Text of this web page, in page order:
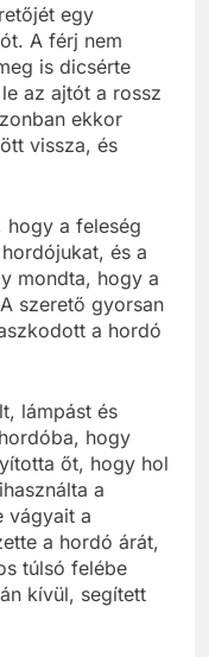
egy
A férj nem
is dicsérte
az ajtót a rossz
ekkor
vissza, és
a feleség
és a
mondta, hogy a
szerető gyorsan
a hordó
lámpást és
hogy
őt, hogy hol
a
vágyait a
a hordó árát,
túlsó felébe
kívül, segített